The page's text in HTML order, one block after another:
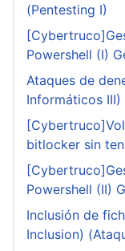
(Pentesting I)
Powershell (I)
Ataques de
Informáticos III)
bitlocker sin
Powershell (II)
Inclusión de
Inclusion)